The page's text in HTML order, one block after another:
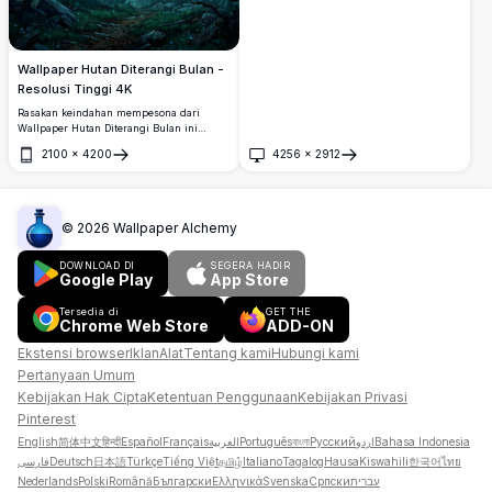
Wallpaper Hutan Diterangi Bulan -
Resolusi Tinggi 4K
Rasakan keindahan mempesona dari
Wallpaper Hutan Diterangi Bulan ini
Menampilkan pemandangan menakjubkan
tinggi ini sempurna untuk layar desktop
atau ponsel. Tenggelamkan diri Anda
dalam suasana tenang dan mistis dengan
visual yang jelas dan detail.
2100 × 4200
Buka
4256 × 2912
Buka
© 2026 Wallpaper Alchemy
DOWNLOAD DI
Google Play
SEGERA HADIR
App Store
Tersedia di
Chrome Web Store
GET THE
ADD-ON
Ekstensi browserIklanAlatTentang kamiHubungi kami
Pertanyaan Umum
Kebijakan Hak CiptaKetentuan PenggunaanKebijakan Privasi
Pinterest
English简体中文हिन्दीEspañolFrançaisالعربيةPortuguêsবাংলাРусскийاردوBahasa Indonesia
فارسیDeutsch日本語TürkçeTiếng Việtதமிழ்ItalianoTagalogHausaKiswahili한국어ไทย
NederlandsPolskiRomânăБългарскиΕλληνικάSvenskaСрпскиעברית